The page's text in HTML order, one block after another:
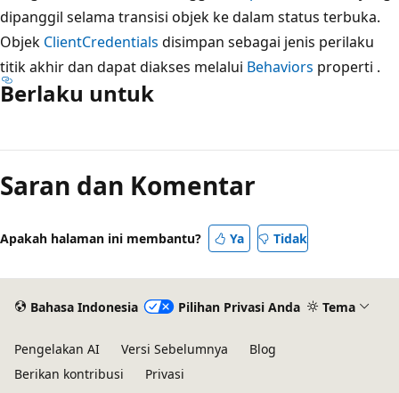
dipanggil selama transisi objek ke dalam status terbuka.
Objek ClientCredentials disimpan sebagai jenis perilaku
titik akhir dan dapat diakses melalui Behaviors properti .
Berlaku untuk
baca
dinonaktifkan
Saran dan Komentar
Apakah halaman ini membantu? Ya Tidak
Bahasa Indonesia Pilihan Privasi Anda Tema
Pengelakan AI Versi Sebelumnya
Blog
Berikan kontribusi
Privasi